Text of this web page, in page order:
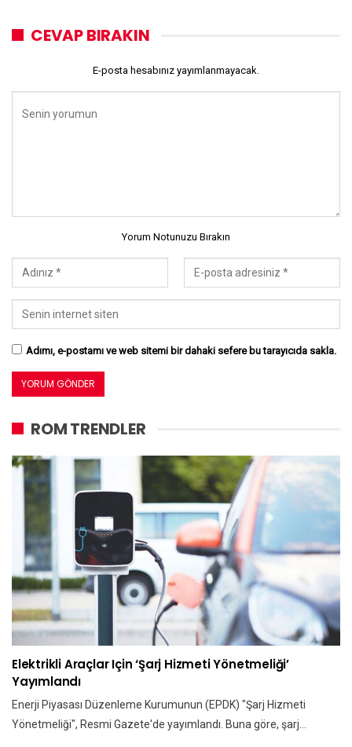
CEVAP BIRAKIN
E-posta hesabınız yayımlanmayacak.
Yorum Notunuzu Bırakın
Adımı, e-postamı ve web sitemi bir dahaki sefere bu tarayıcıda sakla.
ROM TRENDLER
Elektrikli Araçlar Için ‘Şarj Hizmeti Yönetmeliği’
Yayımlandı
Enerji Piyasası Düzenleme Kurumunun (EPDK) "Şarj Hizmeti
Yönetmeliği", Resmi Gazete'de yayımlandı. Buna göre, şarj…